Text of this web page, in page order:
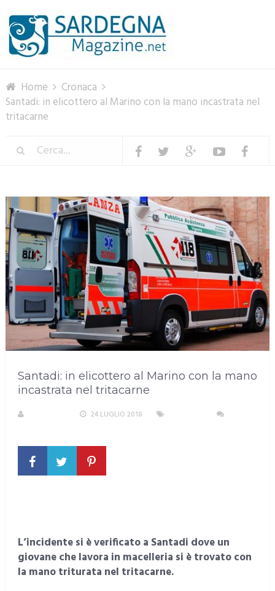
Home
Cronaca
Santadi: in elicottero al Marino con la mano incastrata nel
tritacarne
Santadi: in elicottero al Marino con la mano
incastrata nel tritacarne
24 LUGLIO 2018
L’incidente si è verificato a Santadi dove un
giovane che lavora in macelleria si è trovato con
la mano triturata nel tritacarne.